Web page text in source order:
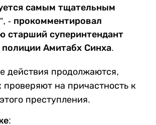
самым тщательным
- прокомментировал
старший суперинтендант
Амитабх Синха.
действия продолжаются,
на причастность к
преступления.